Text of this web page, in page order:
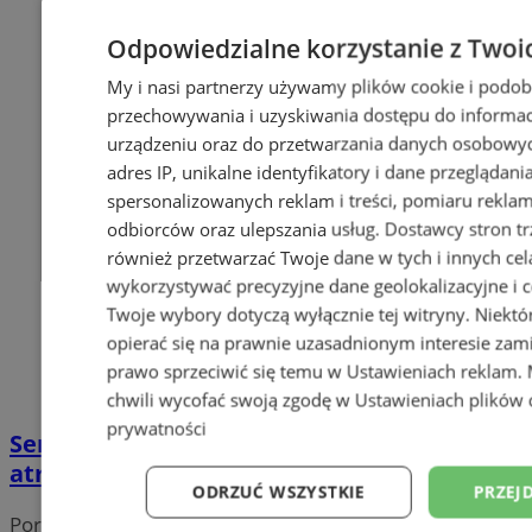
Seniorzy w Siemianowicach – Dni Miasta z
atrakcjami dla dojrzałych mieszkańców
Portal należy do sieci
Odpowiedzialne korzystanie z
My i nasi partnerzy używamy plików cookie i
przechowywania i uzyskiwania dostępu do
urządzeniu oraz do przetwarzania danych
adres IP, unikalne identyfikatory i dane
spersonalizowanych reklam i treści, pomiaru
odbiorców oraz ulepszania usług. Dostawcy stron
również przetwarzać Twoje dane w tych i innych
wykorzystywać precyzyjne dane geolokalizacyjne i
Twoje wybory dotyczą wyłącznie tej witryny.
opierać się na prawnie uzasadnionym interesie
prawo sprzeciwić się temu w Ustawieniach reklam.
chwili wycofać swoją zgodę w Ustawieniach plików
prywatności
ODRZUĆ WSZYSTKIE